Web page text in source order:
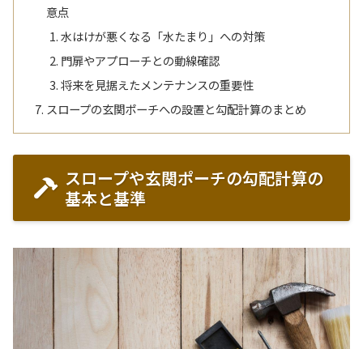
意点
水はけが悪くなる「水たまり」への対策
門扉やアプローチとの動線確認
将来を見据えたメンテナンスの重要性
スロープの玄関ポーチへの設置と勾配計算のまとめ
スロープや玄関ポーチの勾配計算の
基本と基準